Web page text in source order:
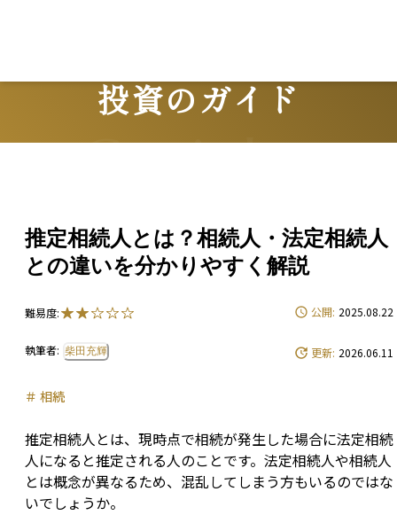
投資のガイド
Guide
推定相続人とは？相続人・法定相続人
との違いを分かりやすく解説
難易度:
執筆者: 柴田充輝
公開: 2025.08.22
更新: 2026.06.11
＃ 相続
推定相続人とは、現時点で相続が発生した場合に法定相続
人になると推定される人のことです。法定相続人や相続人
とは概念が異なるため、混乱してしまう方もいるのではな
いでしょうか。